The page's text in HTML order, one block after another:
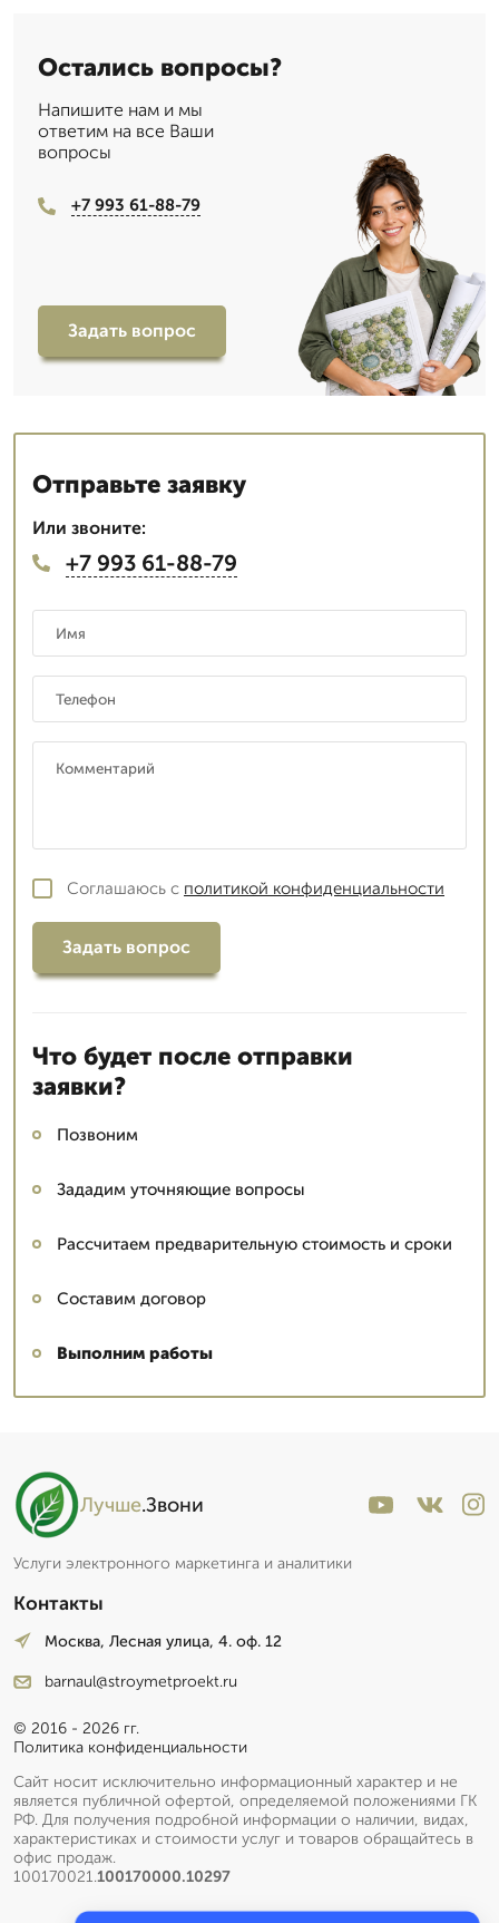
Остались вопросы?
Напишите нам и мы
ответим на все Ваши
вопросы
+7 993 61-88-79
Задать вопрос
Отправьте заявку
Или звоните:
+7 993 61-88-79
Соглашаюсь с политикой конфиденциальности
Задать вопрос
Что будет после отправки
заявки?
Позвоним
Зададим уточняющие вопросы
Рассчитаем предварительную стоимость и сроки
Составим договор
Выполним работы
Лучше.Звони
Услуги электронного маркетинга и аналитики
Контакты
Москва, Лесная улица, 4. оф. 12
barnaul@stroymetproekt.ru
© 2016 - 2026 гг.
Политика конфиденциальности
Сайт носит исключительно информационный характер и не
является публичной офертой, определяемой положениями ГК
РФ. Для получения подробной информации о наличии, видах,
характеристиках и стоимости услуг и товаров обращайтесь в
офис продаж.
100170021.100170000.10297